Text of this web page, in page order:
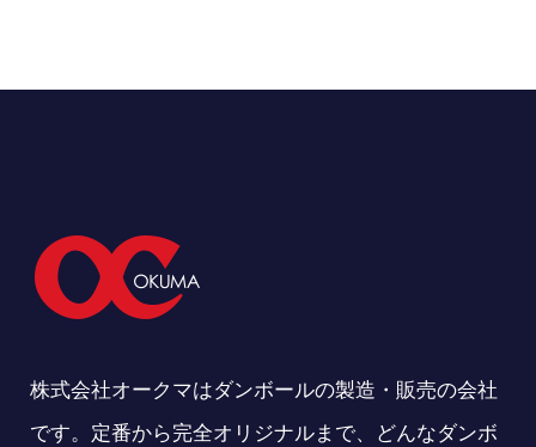
株式会社オークマはダンボールの製造・販売の会社
です。定番から完全オリジナルまで、どんなダンボ